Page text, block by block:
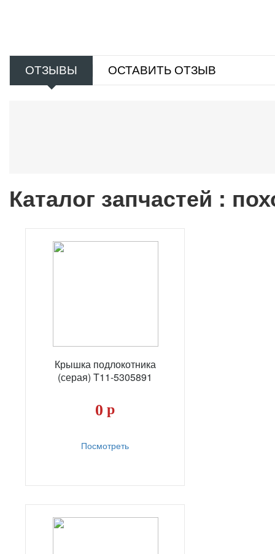
ОТЗЫВЫ ОСТАВИТЬ ОТЗЫВ
Каталог запчастей :
Крышка подлокотника
(серая) T11-5305891
0 р
Посмотреть